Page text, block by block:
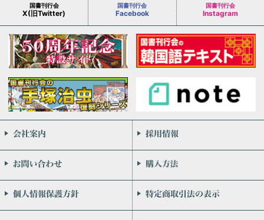
国書刊行会
X(旧Twitter)
国書刊行会
Facebook
国書刊行会
Instagram
会社案内
お問い合わせ
個人情報保護方針
リンク